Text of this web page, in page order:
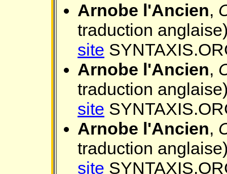
Arnobe l'Ancien,
traduction
site
Arnobe l'Ancien,
traduction
site
Arnobe l'Ancien,
traduction
site